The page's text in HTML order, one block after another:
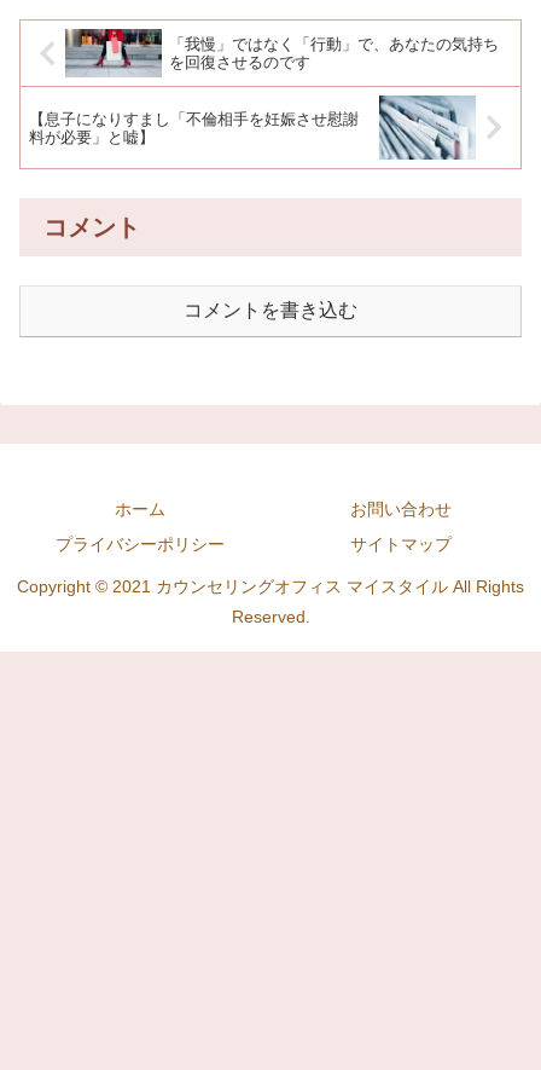
「我慢」ではなく「行動」で、あなたの気持ち
を回復させるのです
【息子になりすまし「不倫相手を妊娠させ慰謝
料が必要」と嘘】
コメント
コメントを書き込む
ホーム
お問い合わせ
プライバシーポリシー
サイトマップ
Copyright © 2021 カウンセリングオフィス マイスタイル All Rights
Reserved.